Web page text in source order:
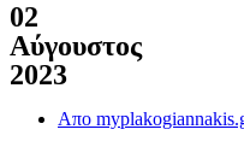
02
Αύγουστος
2023
Απο